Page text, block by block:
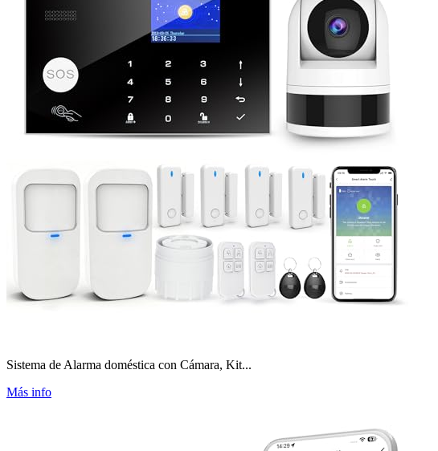
Sistema de Alarma doméstica con Cámara, Kit...
Más info